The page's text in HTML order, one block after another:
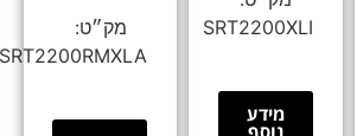
SRT2200XLI
מידע
נוסף
SRT2200RMXLA